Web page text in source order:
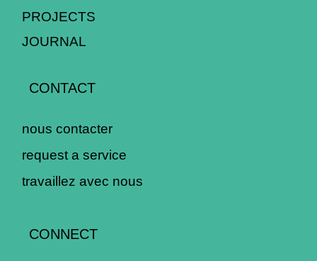
PROJECTS
JOURNAL
CONTACT
nous contacter
request a service
travaillez avec nous
CONNECT